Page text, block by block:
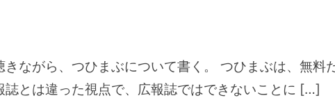
ながら、つひまぶについて書く。 つひまぶは、無
とは違った視点で、広報誌ではできないことに […]